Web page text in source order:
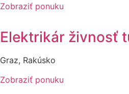
Zobraziť ponuku
Elektrikár živnosť
Graz, Rakúsko
Zobraziť ponuku